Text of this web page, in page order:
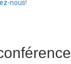
nous!